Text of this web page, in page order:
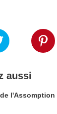
aussi
l'Assomption